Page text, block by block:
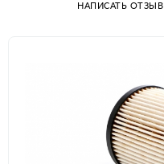
НАПИСАТЬ ОТЗЫВ